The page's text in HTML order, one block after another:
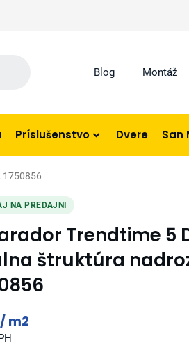
Blog Montáž
Príslušenstvo Dvere San
1750856
NA PREDAJNI
Trendtime 5
štruktúra
m2